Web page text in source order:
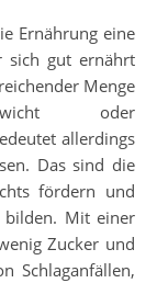
sich gut ernährt
Menge
oder
allerdings
Das sind die
fördern und
bilden. Mit einer
Zucker und
Schlaganfällen,